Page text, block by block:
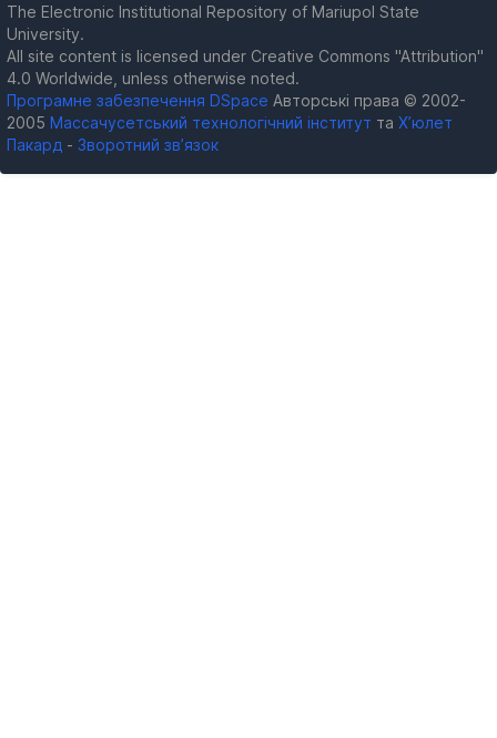
The Electronic Institutional Repository of Mariupol State
University.
All site content is licensed under Creative Commons "Attribution"
4.0 Worldwide, unless otherwise noted.
Програмне забезпечення DSpace Авторські права © 2002-
2005 Массачусетський технологічний інститут та Х’юлет
Пакард - Зворотний зв’язок